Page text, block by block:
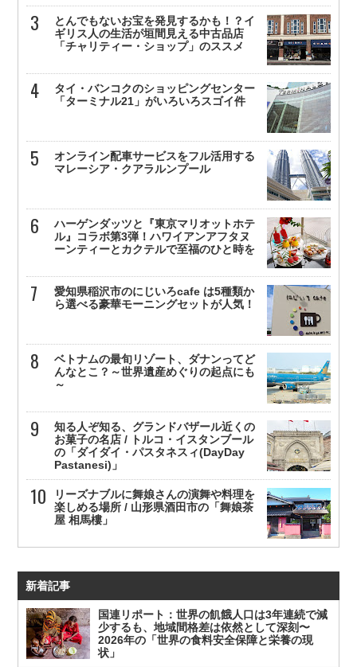
とんでもないお宝を発見するかも！？イ
ギリス人の生活が垣間見える中古品店
「チャリティー・ショップ」のススメ
タイ・バンコクのショッピングセンター
「ターミナル21」がいろいろスゴイ件
オンライン配車サービスをフル活用する
マレーシア・クアラルンプール
ハーゲンダッツと『東京マリオットホテ
ル』コラボ第3弾！ハワイアンアフタヌ
ーンティーとカクテルで至福のひと時を
愛知県稲沢市のにじいろcafe は5種類か
ら選べる豪華モーニングセットが人気！
ベトナムの最旬リゾート、ダナンってど
んなとこ？～世界遺産めぐりの起点にも
～
知る人ぞ知る、グランドバザール近くの
お菓子の名店 / トルコ・イスタンブール
の「ダイダイ・パスタネスィ(DayDay
Pastanesi)」
リーズナブルに舞娘さんの演舞や料理を
楽しめる場所 / 山形県酒田市の「舞娘茶
屋 相馬樓」
新着記事
国連リポート：世界の飢餓人口は3年連続で減
少するも、地域間格差は依然として深刻〜
2026年の「世界の食料安全保障と栄養の現
状」